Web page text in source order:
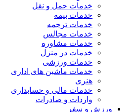
خدمات حمل و نقل
خدمات بیمه
خدمات ترجمه
خدمات مجالس
خدمات مشاوره
خدمات در منزل
خدمات ورزشی
خدمات ماشین های اداری
هنری
خدمات مالی و حسابداری
واردات و صادرات
ورزش و سفر